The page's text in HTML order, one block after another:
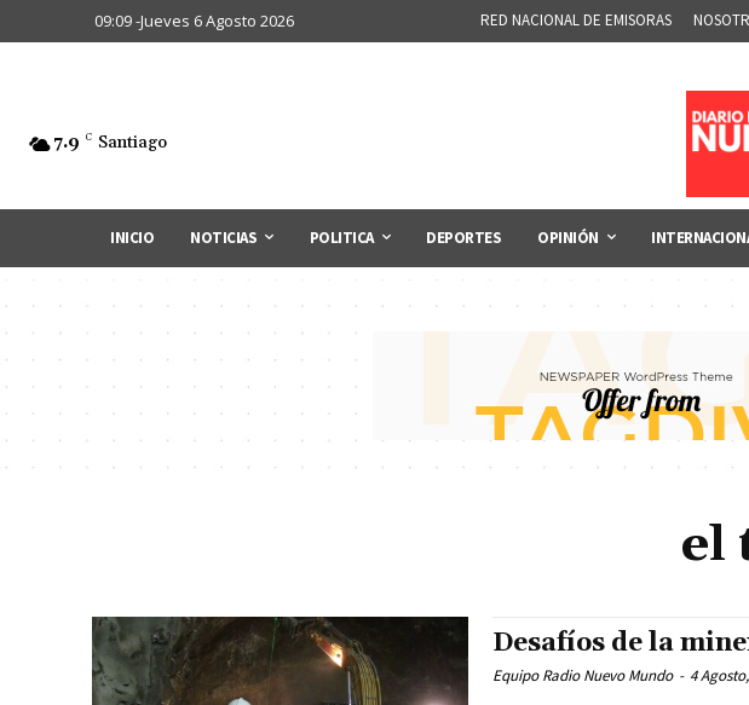
09:09 -Jueves 6 Agosto 2026 RED NACIONAL DE EMISORAS
7.9 C Santiago
INICIO NOTICIAS POLITICA DEPORTES OPINIÓN
el
Desafíos de la
Equipo Radio Nuevo Mundo - 4